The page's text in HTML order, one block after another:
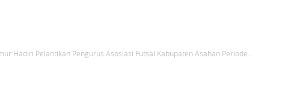
Hadiri Pelantikan Pengurus Asosiasi Futsal Kabupaten Asahan Periode...